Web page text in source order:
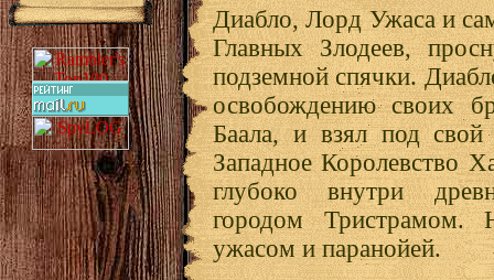
Диабло, Лорд Ужаса и
Главных Злодеев,
подземной спячки.
освобождению своих
Баала, и взял под свой
Западное Королевство
глубоко внутри
городом Тристрамом.
ужасом и паранойей.